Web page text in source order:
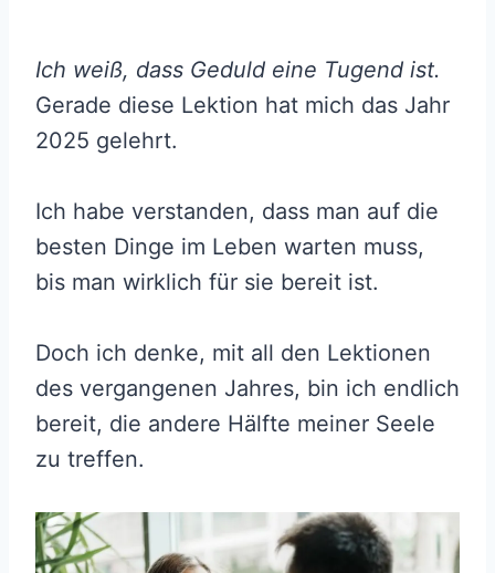
Ich weiß, dass Geduld eine Tugend ist.
Gerade diese Lektion hat mich das Jahr
2025 gelehrt.
Ich habe verstanden, dass man auf die
besten Dinge im Leben warten muss,
bis man wirklich für sie bereit ist.
Doch ich denke, mit all den Lektionen
des vergangenen Jahres, bin ich endlich
bereit, die andere Hälfte meiner Seele
zu treffen.